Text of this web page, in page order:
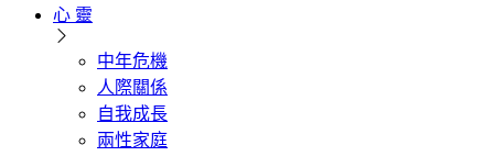
心 靈
中年危機
人際關係
自我成長
兩性家庭